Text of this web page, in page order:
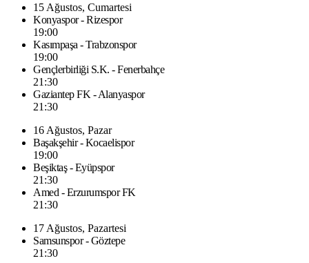
15 Ağustos, Cumartesi
Konyaspor - Rizespor
19:00
Kasımpaşa - Trabzonspor
19:00
Gençlerbirliği S.K. - Fenerbahçe
21:30
Gaziantep FK - Alanyaspor
21:30
16 Ağustos, Pazar
Başakşehir - Kocaelispor
19:00
Beşiktaş - Eyüpspor
21:30
Amed - Erzurumspor FK
21:30
17 Ağustos, Pazartesi
Samsunspor - Göztepe
21:30